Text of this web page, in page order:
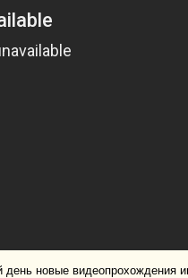
новые видеопрохождения